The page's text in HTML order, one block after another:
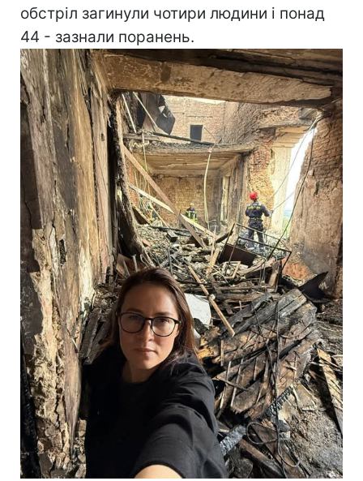
обстріл загинули чотири людини і понад
44 - зазнали поранень.